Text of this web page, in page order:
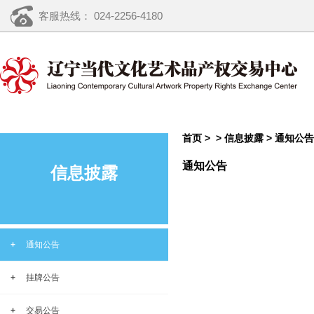
客服热线： 024-2256-4180
信息披露
+ 通知公告
+ 挂牌公告
+ 交易公告
首页 > > 信息披露 > 通知公告
通知公告